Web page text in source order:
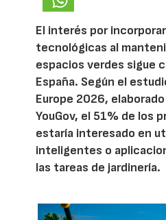
El interés por
tecnológicas al
espacios verdes sigue
España. Según el
Europe 2026,
YouGov, el 51% de los
estaría interesado en
inteligentes o
las tareas de jardinería.